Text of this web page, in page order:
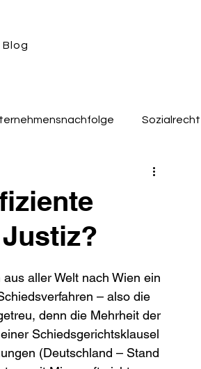
Blog
Sozialrecht
Steuerrecht
aller Welt nach Wien ein
– also die
denn die Mehrheit der
Schiedsgerichtsklausel
(Deutschland – Stand